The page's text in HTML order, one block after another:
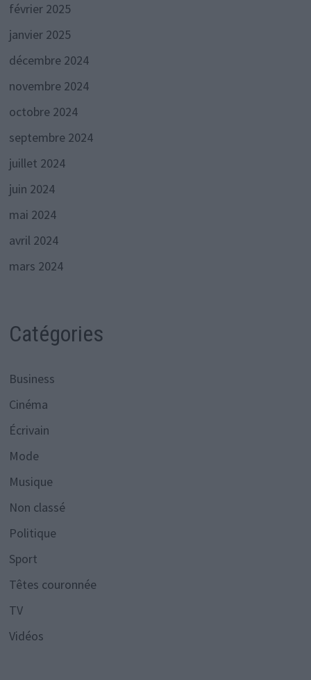
février 2025
janvier 2025
décembre 2024
novembre 2024
octobre 2024
septembre 2024
juillet 2024
juin 2024
mai 2024
avril 2024
mars 2024
Catégories
Business
Cinéma
Écrivain
Mode
Musique
Non classé
Politique
Sport
Têtes couronnée
TV
Vidéos